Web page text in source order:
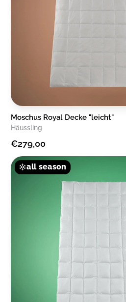
Moschus Royal Decke "leicht"
Häussling
€279,00
all season